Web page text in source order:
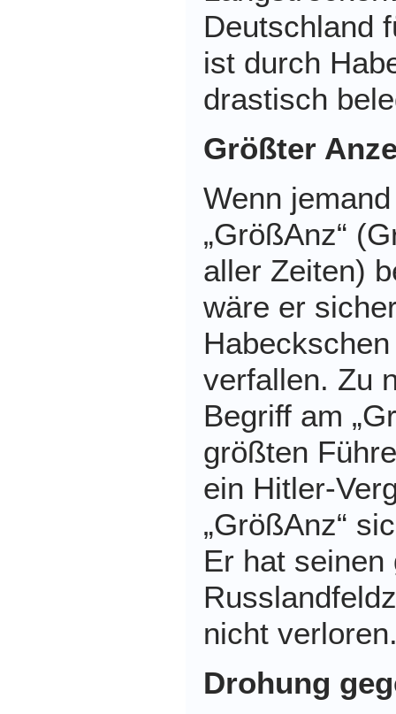
Deutschland
ist durch
drastisch
Größter
Wenn
„GrößAnz“
aller Zeiten)
wäre er
verfallen. Zu
Begriff am
größten
ein Hitler-
„GrößAnz“
Er hat seinen
nicht
Drohung